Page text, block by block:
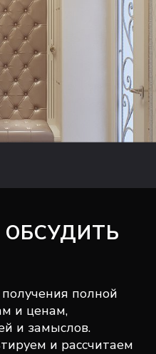
полной
и ценам,
и замыслов.
и рассчитаем